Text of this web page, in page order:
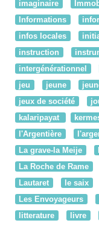
imaginaire
Informations
infos locales
instruction
intergénérationnel
jeu
jeune
jeux de société
kalaripayat
l'Argentière
La grave-la Meije
La Roche de Rame
Lautaret
le saix
Les Envoyageurs
litterature
livre